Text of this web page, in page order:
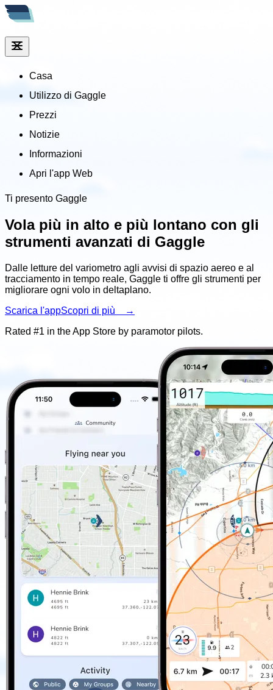
Casa
Utilizzo di Gaggle
Prezzi
Notizie
Informazioni
Apri l'app Web
Ti presento Gaggle
Vola più in alto e più lontano con gli
strumenti avanzati di Gaggle
Dalle letture del variometro agli avvisi di spazio aereo e al
tracciamento in tempo reale, Gaggle ti offre gli strumenti per
migliorare ogni volo in deltaplano.
Scarica l'appScopri di più →
Rated #1 in the App Store by paramotor pilots.